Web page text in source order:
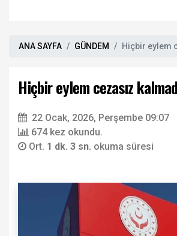
ANA SAYFA GÜNDEM Hiçbir eylem
Hiçbir eylem cezasız
22 Ocak, 2026, Perşembe 09:07
674 kez okundu.
Ort. 1 dk. 3 sn. okuma süresi